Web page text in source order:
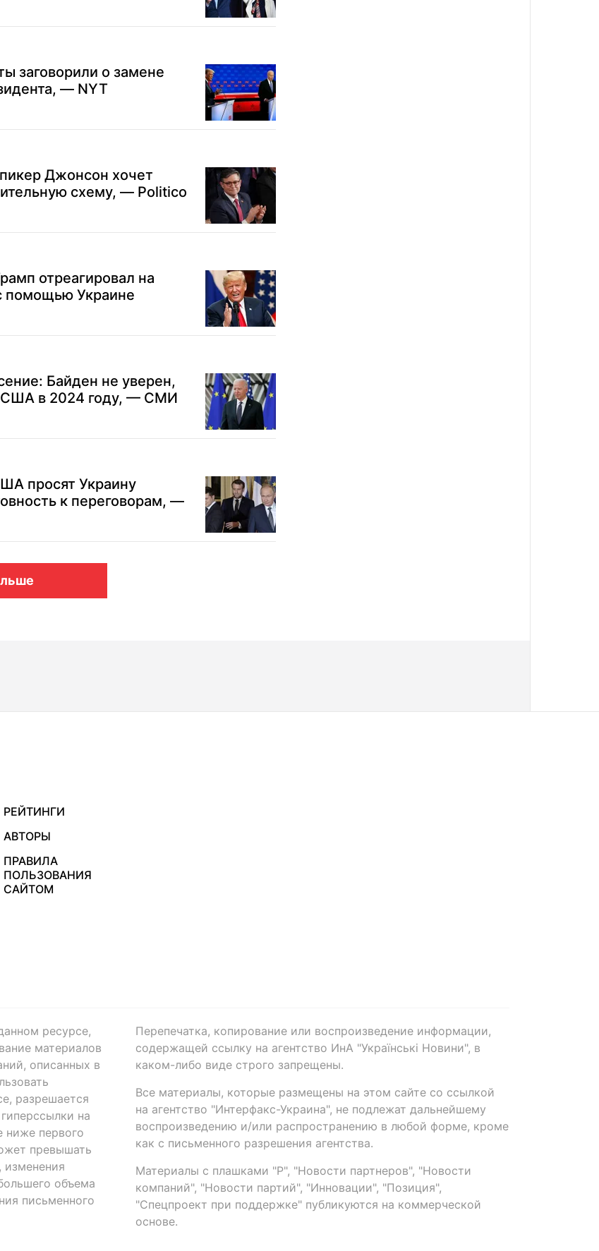
заговорили о замене
— NYT
Джонсон хочет
схему, — Politico
отреагировал на
помощью Украине
Байден не уверен,
США в 2024 году, — СМИ
просят Украину
к переговорам, —
РЕЙТИНГИ
АВТОРЫ
ПРАВИЛА
ПОЛЬЗОВАНИЯ
САЙТОМ
ресурсе,
материалов
описанных в
разрешается
на
ниже первого
превышать
изменения
объема
письменного
Перепечатка, копирование или воспроизведение информации,
содержащей ссылку на агентство ИнА "Українські Новини", в
каком-либо виде строго запрещены.
Все материалы, которые размещены на этом сайте со ссылкой
на агентство "Интерфакс-Украина", не подлежат дальнейшему
воспроизведению и/или распространению в любой форме, кроме
как с письменного разрешения агентства.
Материалы с плашками "Р", "Новости партнеров", "Новости
компаний", "Новости партий", "Инновации", "Позиция",
"Спецпроект при поддержке" публикуются на коммерческой
основе.